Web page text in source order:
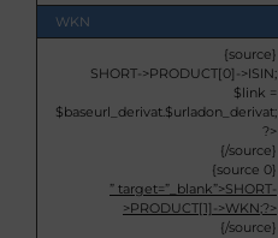
WKN
{source}
SHORT->PRODUCT[0]->ISIN;
$link =
$baseurl_derivat.$urladon_derivat;
?>
{/source}
{source 0}
” target=”_blank”>SHORT-
>PRODUCT[1]->WKN;?>
{/source}